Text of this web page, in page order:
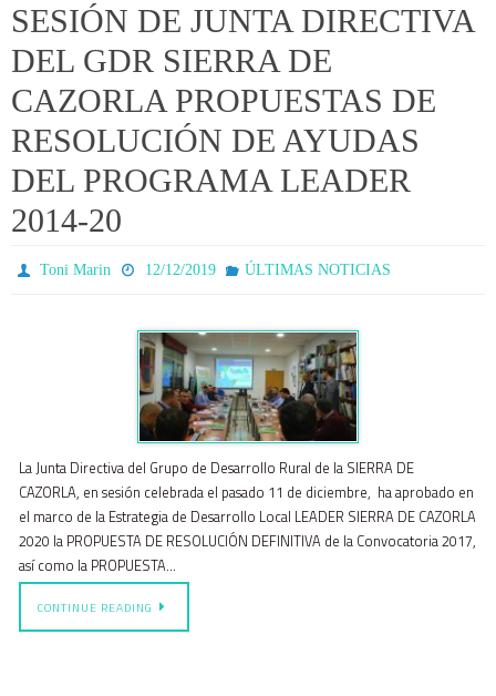
SESIÓN DE JUNTA DIRECTIVA
DEL GDR SIERRA DE
CAZORLA PROPUESTAS DE
RESOLUCIÓN DE AYUDAS
DEL PROGRAMA LEADER
2014-20
Toni Marin 12/12/2019 ÚLTIMAS NOTICIAS
La Junta Directiva del Grupo de Desarrollo Rural de la SIERRA DE
CAZORLA, en sesión celebrada el pasado 11 de diciembre, ha aprobado en
el marco de la Estrategia de Desarrollo Local LEADER SIERRA DE CAZORLA
2020 la PROPUESTA DE RESOLUCIÓN DEFINITIVA de la Convocatoria 2017,
así como la PROPUESTA…
CONTINUE READING